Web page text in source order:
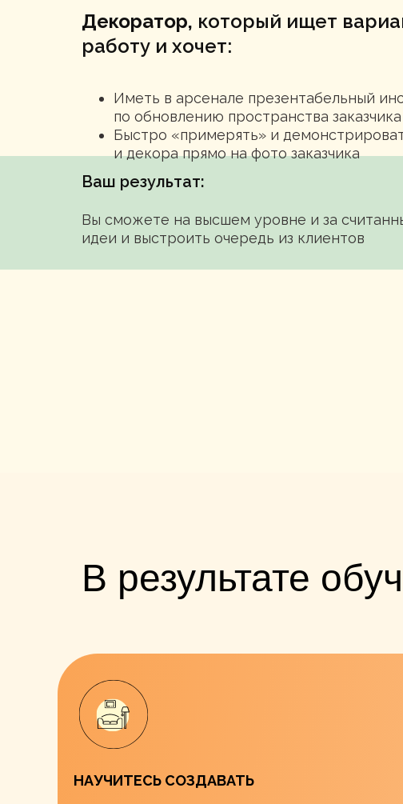
Вы сможете на высшем уровне и за
идеи и выстроить очередь из клиентов
Ваш результат:
Иметь в арсенале презентабельный
по обновлению пространства заказчика
Быстро «примерять» и
и декора прямо на фото заказчика
Декоратор, который ищет
работу и хочет:
В результате
НАУЧИТЕСЬ СОЗДАВАТЬ